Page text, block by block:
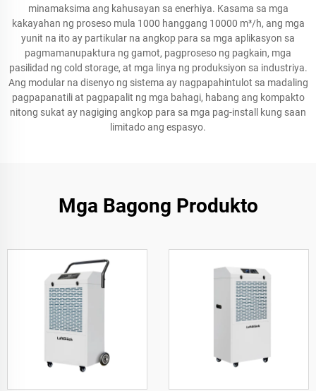
minamaksima ang kahusayan sa enerhiya. Kasama sa mga
kakayahan ng proseso mula 1000 hanggang 10000 m³/h, ang mga
yunit na ito ay partikular na angkop para sa mga aplikasyon sa
pagmamanupaktura ng gamot, pagproseso ng pagkain, mga
pasilidad ng cold storage, at mga linya ng produksiyon sa industriya.
Ang modular na disenyo ng sistema ay nagpapahintulot sa madaling
pagpapanatili at pagpapalit ng mga bahagi, habang ang kompakto
nitong sukat ay nagiging angkop para sa mga pag-install kung saan
limitado ang espasyo.
Mga Bagong Produkto